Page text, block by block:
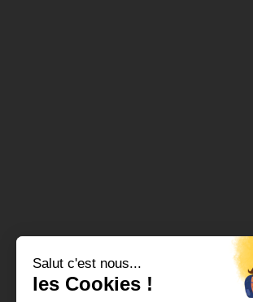
Salut c'est nous...
les Cookies !